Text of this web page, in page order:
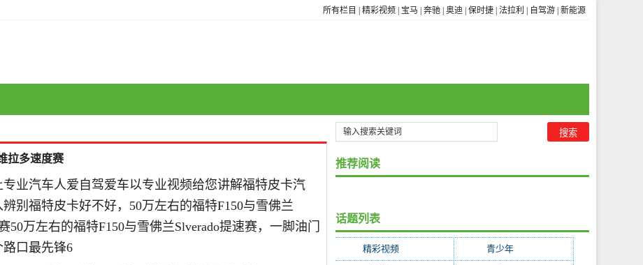
所有栏目 精彩视频 宝马 奔驰 奥迪 保时捷 法拉利 自驾游 新能源
拉多速度赛
业汽车人爱自驾爱车以专业视频给您讲解福特皮卡汽
别福特皮卡好不好，50万左右的福特F150与雪佛兰
50万左右的福特F150与雪佛兰Slverado提速赛，一脚油门
口最先锋6
推荐阅读
话题列表
精彩视频 青少年